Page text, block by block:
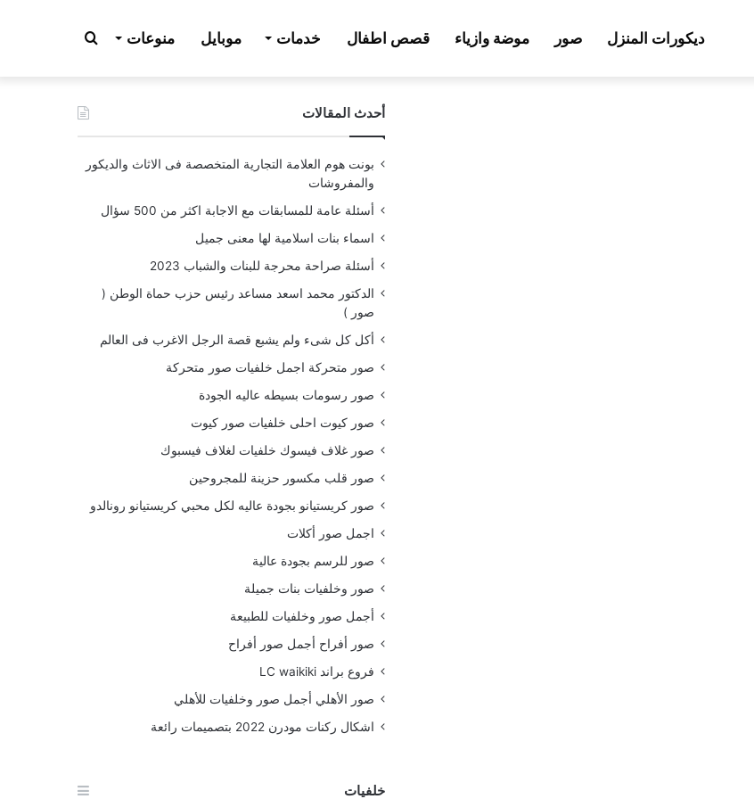
ديكورات المنزل صور موضة وازياء قصص اطفال خدمات موبايل منوعات بحث
عن أحدث المقالات
بونت هوم العلامة التجارية المتخصصة فى الاثاث والديكور
والمفروشات
أسئلة عامة للمسابقات مع الاجابة اكثر من 500 سؤال
اسماء بنات اسلامية لها معنى جميل
أسئلة صراحة محرجة للبنات والشباب 2023
الدكتور محمد اسعد مساعد رئيس حزب حماة الوطن (
صور )
أكل كل شىء ولم يشبع قصة الرجل الاغرب فى العالم
صور متحركة اجمل خلفيات صور متحركة
صور رسومات بسيطه عاليه الجودة
صور كيوت احلى خلفيات صور كيوت
صور غلاف فيسوك خلفيات لغلاف فيسبوك
صور قلب مكسور حزينة للمجروحين
صور كريستيانو بجودة عاليه لكل محبي كريستيانو رونالدو
اجمل صور أكلات
صور للرسم بجودة عالية
صور وخلفيات بنات جميلة
أجمل صور وخلفيات للطبيعة
صور أفراح أجمل صور أفراح
فروع براند LC waikiki
صور الأهلي أجمل صور وخلفيات للأهلي
اشكال ركنات مودرن 2022 بتصميمات رائعة
خلفيات